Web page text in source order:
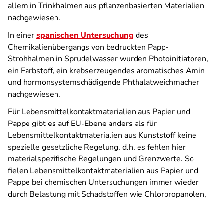
allem in Trinkhalmen aus pflanzenbasierten Materialien
nachgewiesen.
In einerspanischen Untersuchung des
Chemikalienübergangs von bedruckten Papp-
Strohhalmen in Sprudelwasser wurden Photoinitiatoren,
ein Farbstoff, ein krebserzeugendes aromatisches Amin
und hormonsystemschädigende Phthalatweichmacher
nachgewiesen.
Für Lebensmittelkontaktmaterialien aus Papier und
Pappe gibt es auf EU-Ebene anders als für
Lebensmittelkontaktmaterialien aus Kunststoff keine
spezielle gesetzliche Regelung, d.h. es fehlen hier
materialspezifische Regelungen und Grenzwerte. So
fielen Lebensmittelkontaktmaterialien aus Papier und
Pappe bei chemischen Untersuchungen immer wieder
durch Belastung mit Schadstoffen wie Chlorpropanolen,